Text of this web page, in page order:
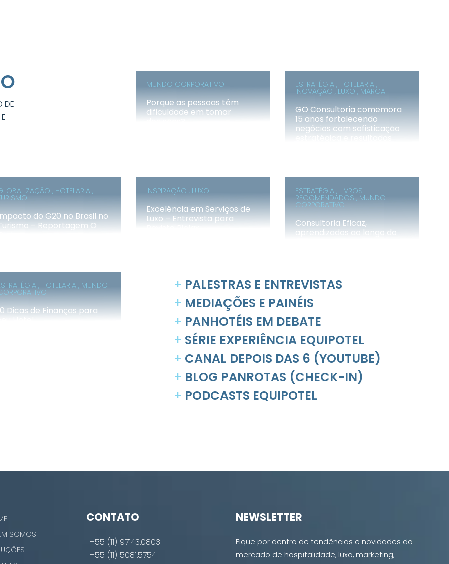
DE
MUNDO CORPORATIVO
Porque as pessoas têm
dificuldade em tomar
ESTRATÉGIA , HOTELARIA ,
INOVAÇÃO , LUXO , MARCA
GO Consultoria comemora
15 anos fortalecendo
negócios com sofisticação
estratégica e resultados
, HOTELARIA ,
do G20 no Brasil no
– Reportagem O
INSPIRAÇÃO , LUXO
Excelência em Serviços de
Luxo – Entrevista para
ESTRATÉGIA , LIVROS
RECOMENDADOS , MUNDO
CORPORATIVO
Consultoria Eficaz,
aprendizados ao longo do
, HOTELARIA , MUNDO
Dicas de Finanças para
+ PALESTRAS E ENTREVISTAS
+ MEDIAÇÕES E PAINÉIS
+ PANHOTÉIS EM DEBATE
+ SÉRIE EXPERIÊNCIA EQUIPOTEL
+ CANAL DEPOIS DAS 6 (YOUTUBE)
+ BLOG PANROTAS (CHECK-IN)
+ PODCASTS EQUIPOTEL
SOMOS
CONTATO
+55 (11) 97143.0803
+55 (11) 5081.5754
NEWSLETTER
Fique por dentro de tendências e novidades do
mercado de hospitalidade, luxo, marketing,